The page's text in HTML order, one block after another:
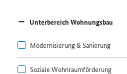
Unterbereich Wohnungsbau
Modernisierung & Sanierung
Soziale Wohnraumförderung